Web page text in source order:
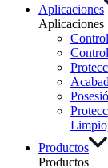
Aplicaciones
Aplicaciones
Productos
Productos